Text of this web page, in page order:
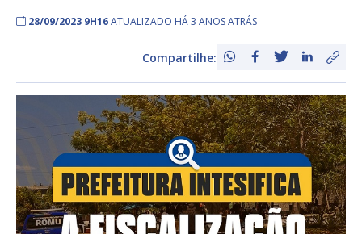
28/09/2023 9H16ATUALIZADO HÁ 3 ANOS ATRÁS
Compartilhe: